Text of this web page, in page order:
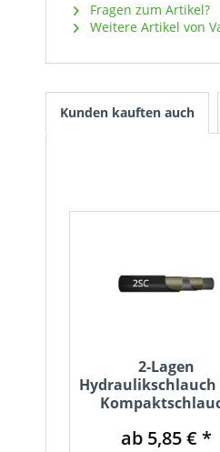
Fragen zum Artikel?
Weitere Artikel von
Kunden kauften auch
2-Lagen
Hydraulikschlauch
ab 5,85 € *